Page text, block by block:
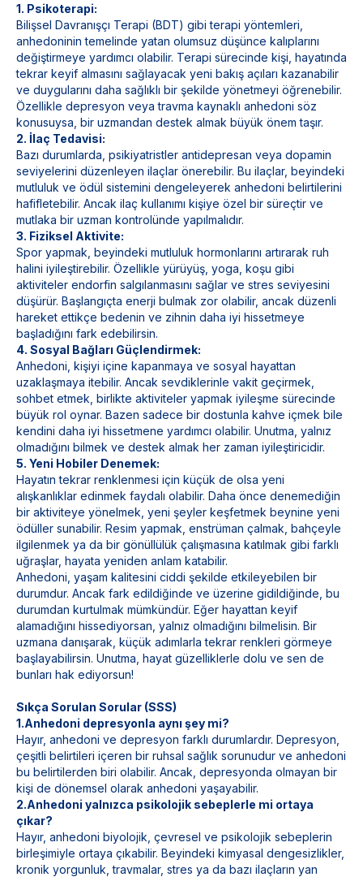
1. Psikoterapi:
Bilişsel Davranışçı Terapi (BDT) gibi terapi yöntemleri,
anhedoninin temelinde yatan olumsuz düşünce kalıplarını
değiştirmeye yardımcı olabilir. Terapi sürecinde kişi, hayatında
tekrar keyif almasını sağlayacak yeni bakış açıları kazanabilir
ve duygularını daha sağlıklı bir şekilde yönetmeyi öğrenebilir.
Özellikle depresyon veyatravma kaynaklı anhedoni söz
konusuysa, bir uzmandan destek almak büyük önem taşır.
2. İlaç Tedavisi:
Bazı durumlarda, psikiyatristler antidepresan veya dopamin
seviyelerini düzenleyen ilaçlar önerebilir. Bu ilaçlar, beyindeki
mutluluk ve ödül sistemini dengeleyerek anhedoni belirtilerini
hafifletebilir. Ancak ilaç kullanımı kişiye özel bir süreçtir ve
mutlaka bir uzman kontrolünde yapılmalıdır.
3. Fiziksel Aktivite:
Spor yapmak, beyindeki mutluluk hormonlarını artırarak ruh
halini iyileştirebilir. Özellikle yürüyüş, yoga, koşu gibi
aktiviteler endorfin salgılanmasını sağlar ve stres seviyesini
düşürür. Başlangıçta enerji bulmak zor olabilir, ancak düzenli
hareket ettikçe bedenin ve zihnin daha iyi hissetmeye
başladığını fark edebilirsin.
4. Sosyal Bağları Güçlendirmek:
Anhedoni, kişiyi içine kapanmaya ve sosyal hayattan
uzaklaşmaya itebilir. Ancak sevdiklerinle vakit geçirmek,
sohbet etmek, birlikte aktiviteler yapmak iyileşme sürecinde
büyük rol oynar. Bazen sadece bir dostunla kahve içmek bile
kendini daha iyi hissetmene yardımcı olabilir. Unutma, yalnız
olmadığını bilmek ve destek almak her zaman iyileştiricidir.
5. Yeni Hobiler Denemek:
Hayatın tekrar renklenmesi için küçük de olsa yeni
alışkanlıklar edinmek faydalı olabilir. Daha önce denemediğin
bir aktiviteye yönelmek, yeni şeyler keşfetmek beynine yeni
ödüller sunabilir. Resim yapmak, enstrüman çalmak, bahçeyle
ilgilenmek ya da bir gönüllülük çalışmasına katılmak gibi farklı
uğraşlar, hayata yeniden anlam katabilir.
Anhedoni, yaşam kalitesini ciddi şekilde etkileyebilen bir
durumdur. Ancak fark edildiğinde ve üzerine gidildiğinde, bu
durumdan kurtulmak mümkündür. Eğer hayattan keyif
alamadığını hissediyorsan, yalnız olmadığını bilmelisin. Bir
uzmana danışarak, küçük adımlarla tekrar renkleri görmeye
başlayabilirsin. Unutma, hayat güzelliklerle dolu ve sen de
bunları hak ediyorsun!
Sıkça Sorulan Sorular (SSS)
1.Anhedoni depresyonla aynı şey mi?
Hayır, anhedoni ve depresyon farklı durumlardır. Depresyon,
çeşitli belirtileri içeren bir ruhsal sağlık sorunudur ve anhedoni
bu belirtilerden biri olabilir. Ancak, depresyonda olmayan bir
kişi de dönemsel olarak anhedoni yaşayabilir.
2.Anhedoni yalnızca psikolojik sebeplerle mi ortaya
çıkar?
Hayır, anhedoni biyolojik, çevresel ve psikolojik sebeplerin
birleşimiyle ortaya çıkabilir. Beyindeki kimyasal dengesizlikler,
kronik yorgunluk, travmalar, stres ya da bazı ilaçların yan